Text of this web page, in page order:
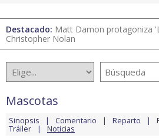
Destacado: Matt Damon protagoniza
Christopher Nolan
Mascotas
Sinopsis Comentario Reparto
Tráiler Noticias